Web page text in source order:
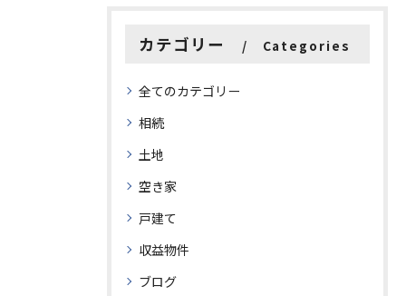
カテゴリー Categories
全てのカテゴリー
相続
土地
空き家
戸建て
収益物件
ブログ